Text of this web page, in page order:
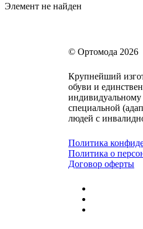
Элемент не найден
© Ортомода 2026
Крупнейший
обуви и
специальной
людей с
Политика
Политика о
Договор оферты